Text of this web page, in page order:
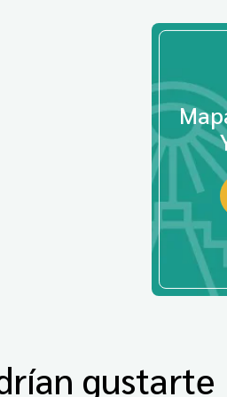
gustarte